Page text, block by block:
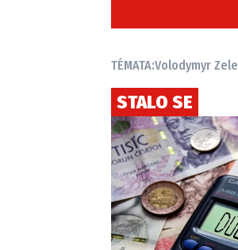
TÉMATA:Volodymyr
STALO SE